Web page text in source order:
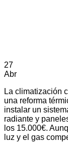
27
Abr
La climatización
una reforma
instalar un
radiante y
los 15.000€.
luz y el gas